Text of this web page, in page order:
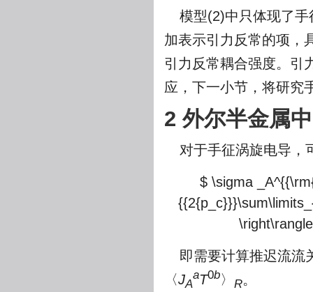
模型(2)中只体现了
加表示引力反常的项，
引力反常耦合强度。引
应，下一小节，将研究
2 外尔半金属
对于手征涡旋电导，
$ \sigma
即需要计算推迟流流
〈JA
aT0b〉 R。